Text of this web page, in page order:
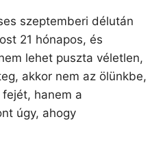
szeptemberi délután
21 hónapos, és
lehet puszta véletlen,
akkor nem az ölünkbe,
hanem a
úgy, ahogy